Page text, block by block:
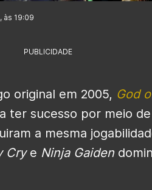
às 19:09
PUBLICIDADE
original em 2005, God
ter sucesso por meio
a mesma
Crye Ninja Gaiden